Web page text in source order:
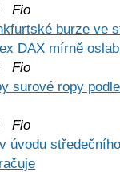
Fio
burze ve
DAX mírně
Fio
surové ropy
Fio
úvodu